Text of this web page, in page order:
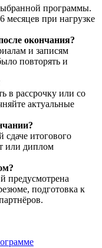
программы.
месяцев при нагрузке
окончания?
и записям
повторять и
в рассрочку или со
актуальные
итогового
или диплом
предусмотрена
подготовка к